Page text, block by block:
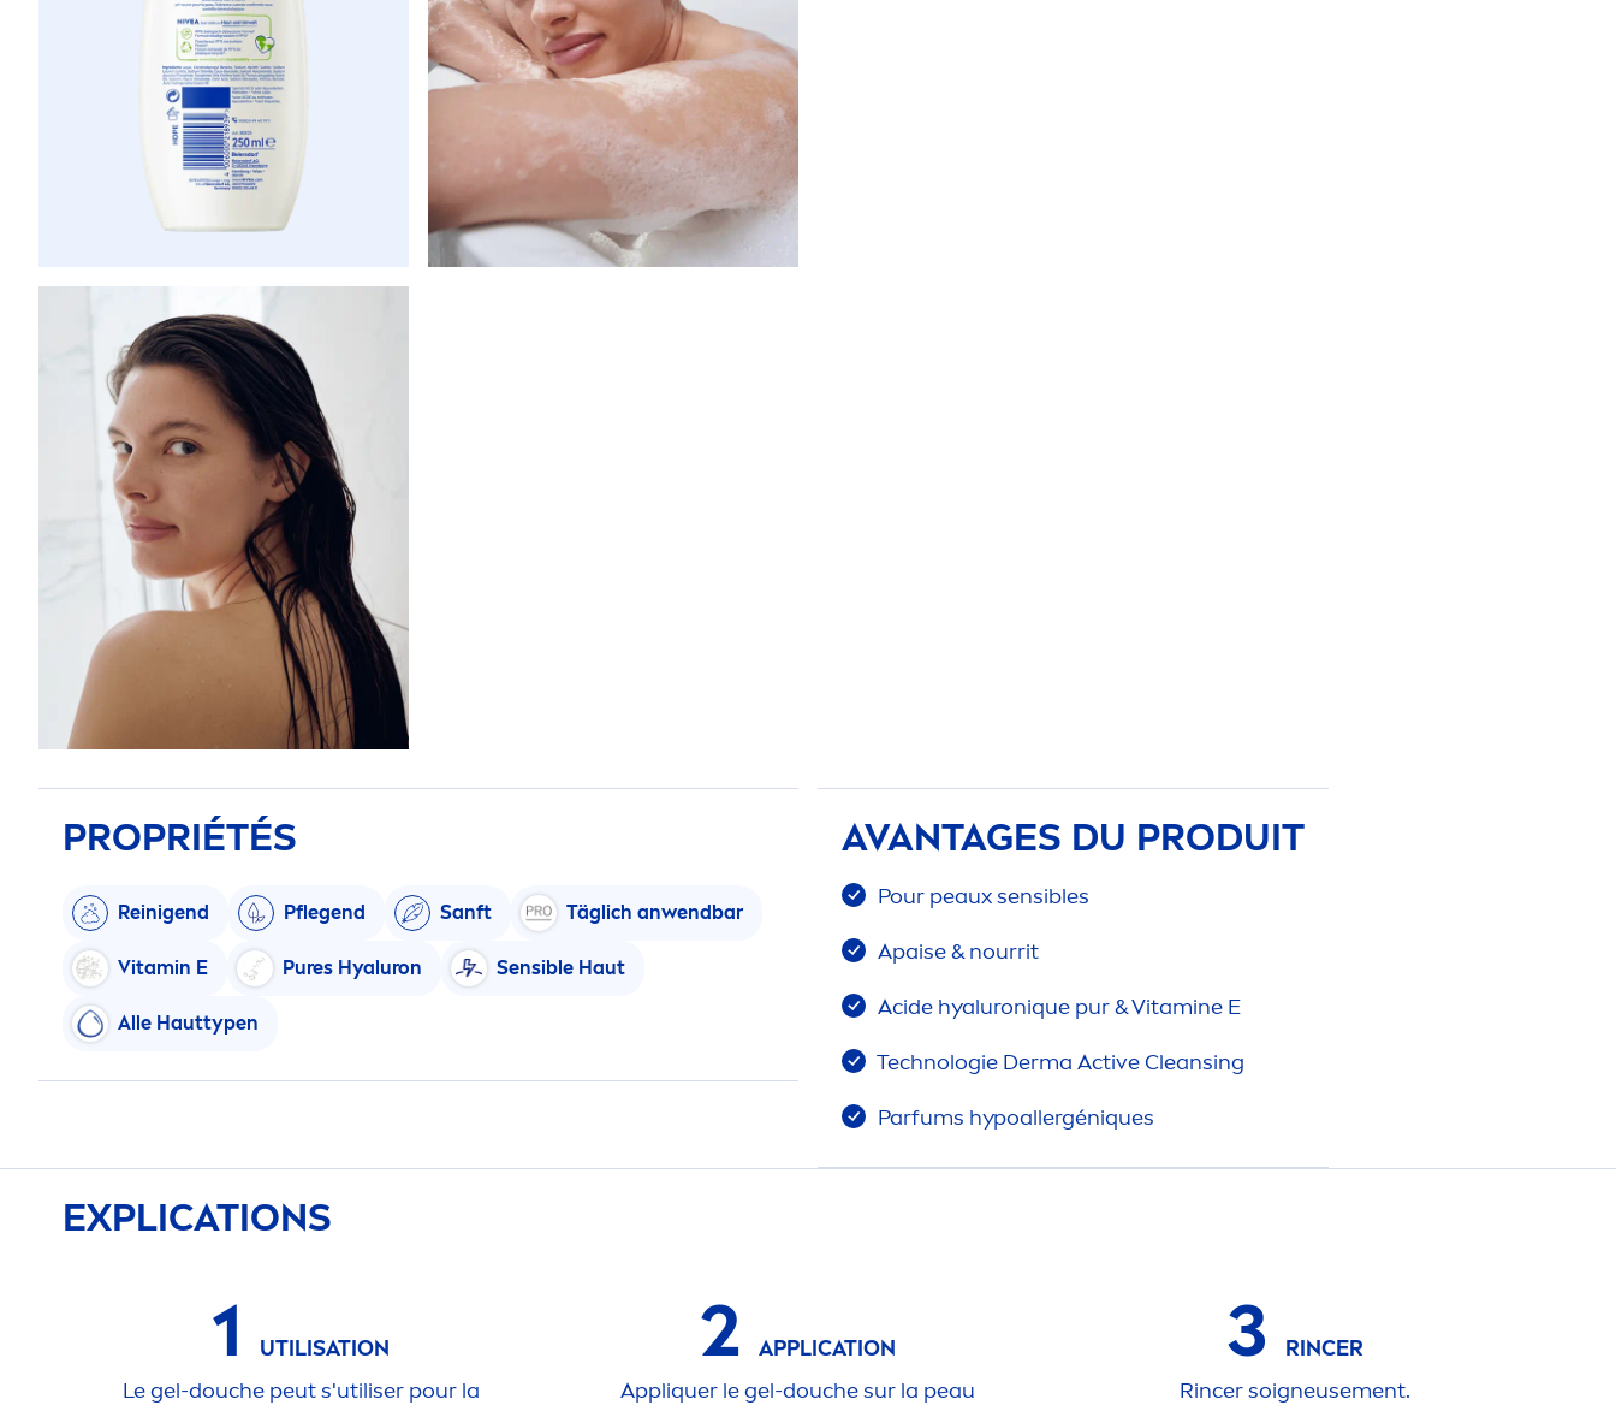
PROPRIÉTÉS
Reinigend Pflegend Sanft Täglich anwendbar
Vitamin E Pures Hyaluron Sensible Haut
Alle Hauttypen
AVANTAGES DU PRODUIT
Pour peaux sensibles
Apaise & nourrit
Acide hyaluronique pur &Vitamine E
Technologie Derma Active Cleansing
Parfums hypoallergéniques
EXPLICATIONS
1
UTILISATION
Le gel-douche peut s'utiliser pour la
2
APPLICATION
Appliquer le gel-douche sur la peau
3
RINCER
Rincer soigneusement.